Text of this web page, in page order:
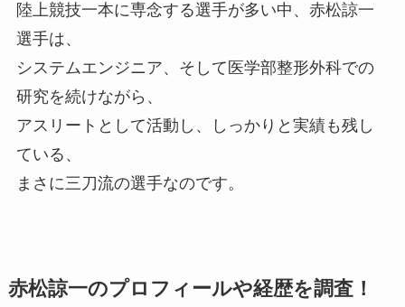
陸上競技一本に専念する選手が多い中、赤松諒一
選手は、
システムエンジニア、そして医学部整形外科での
研究を続けながら、
アスリートとして活動し、しっかりと実績も残し
ている、
まさに三刀流の選手なのです。
赤松諒一のプロフィールや経歴を調査！